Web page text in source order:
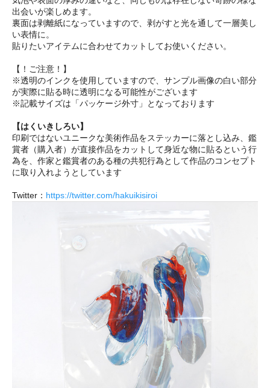
出会いが楽しめます。
裏面は剥離紙になっていますので、剥がすと光を通して一層美し
い表情に。
貼りたいアイテムに合わせてカットしてお使いください。
【！ご注意！】
※透明のインクを使用していますので、サンプル画像の白い部分
が実際に貼る時に透明になる可能性がございます
※記載サイズは「パッケージ外寸」となっております
【はくいきしろい】
印刷ではないユニークな美術作品をステッカーに落とし込み、鑑
賞者（購入者）が直接作品をカットして身近な物に貼るという行
為を、作家と鑑賞者のある種の共犯行為として作品のコンセプト
に取り入れようとしています
Twitter： https://twitter.com/hakuikisiroi